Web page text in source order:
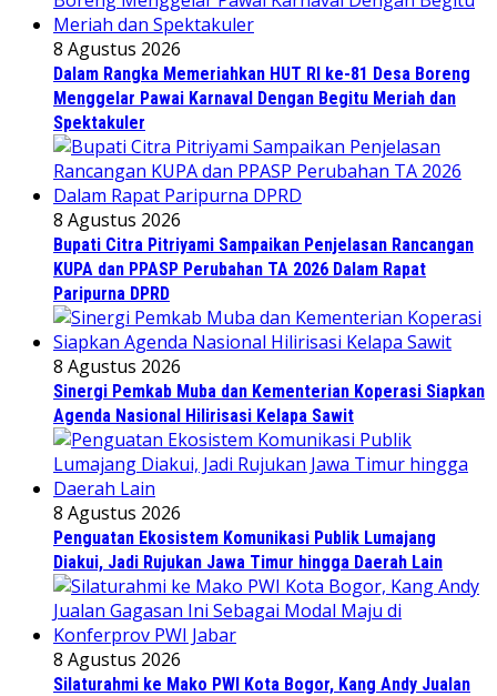
8 Agustus 2026
Dalam Rangka Memeriahkan HUT RI ke-81 Desa Boreng
Menggelar Pawai Karnaval Dengan Begitu Meriah dan
Spektakuler
8 Agustus 2026
Bupati Citra Pitriyami Sampaikan Penjelasan Rancangan
KUPA dan PPASP Perubahan TA 2026 Dalam Rapat
Paripurna DPRD
8 Agustus 2026
Sinergi Pemkab Muba dan Kementerian Koperasi Siapkan
Agenda Nasional Hilirisasi Kelapa Sawit
8 Agustus 2026
Penguatan Ekosistem Komunikasi Publik Lumajang
Diakui, Jadi Rujukan Jawa Timur hingga Daerah Lain
8 Agustus 2026
Silaturahmi ke Mako PWI Kota Bogor, Kang Andy Jualan